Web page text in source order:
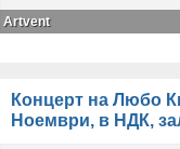
Artvent
Концерт на Любо
Ноември, в НДК,